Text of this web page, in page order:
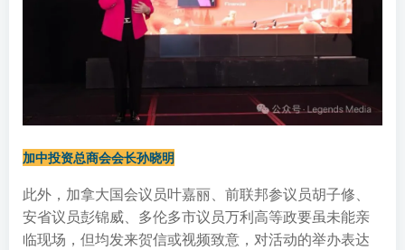
加中投资总商会会长孙晓明
此外，加拿大国会议员叶嘉丽、前联邦参议员胡子修、
安省议员彭锦威、多伦多市议员万利高等政要虽未能亲
临现场，但均发来贺信或视频致意，对活动的举办表达